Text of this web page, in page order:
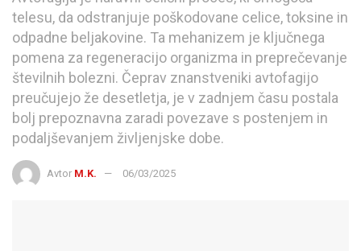
telesu, da odstranjuje poškodovane celice, toksine in
odpadne beljakovine. Ta mehanizem je ključnega
pomena za regeneracijo organizma in preprečevanje
številnih bolezni. Čeprav znanstveniki avtofagijo
preučujejo že desetletja, je v zadnjem času postala
bolj prepoznavna zaradi povezave s postenjem in
podaljševanjem življenjske dobe.
Avtor M.K. 06/03/2025